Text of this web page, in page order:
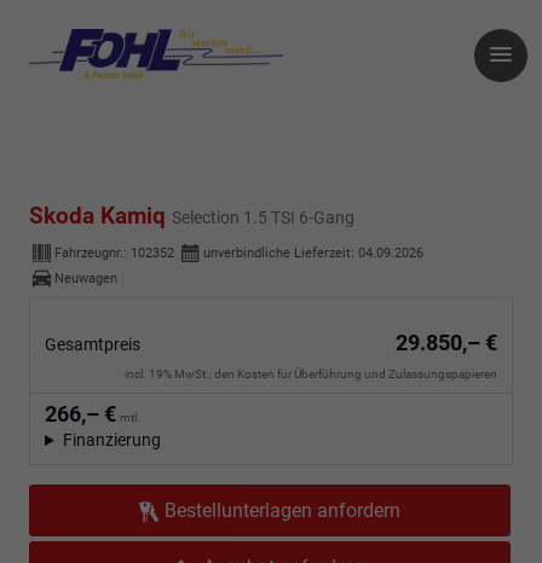
Skoda Kamiq Selection 1.5 TSI 6-Gang
Fahrzeugnr.: 102352 unverbindliche Lieferzeit: 04.09.2026
Neuwagen
Gesamtpreis 29.850,– €
incl. 19% MwSt., den Kosten für Überführung und Zulassungspapieren
266,– € mtl.
Finanzierung
Bestellunterlagen anfordern